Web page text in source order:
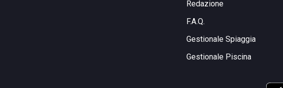
Redazione
F.A.Q.
Gestionale Spiaggia
Gestionale Piscina